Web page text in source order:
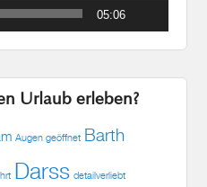
05:06
Urlaub erleben?
Augen geöffnet Barth
Darss detailverliebt